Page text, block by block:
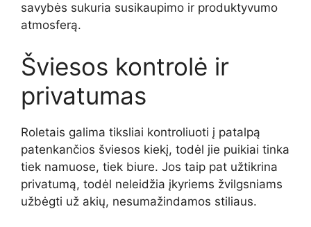
savybės sukuria susikaupimo ir produktyvumo
atmosferą.
Šviesos kontrolė ir
privatumas
Roletais galima tiksliai kontroliuoti į patalpą
patenkančios šviesos kiekį, todėl jie puikiai tinka
tiek namuose, tiek biure. Jos taip pat užtikrina
privatumą, todėl neleidžia įkyriems žvilgsniams
užbėgti už akių, nesumažindamos stiliaus.